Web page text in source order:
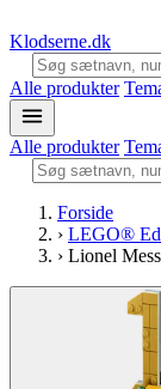
Klodserne.dk
Alle produkter
Alle produkter
Forside
› LEGO®
› Lionel